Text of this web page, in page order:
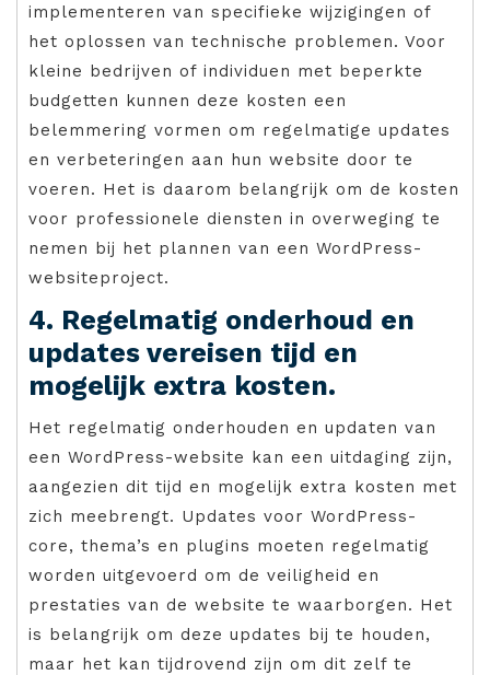
implementeren van specifieke wijzigingen of
het oplossen van technische problemen. Voor
kleine bedrijven of individuen met beperkte
budgetten kunnen deze kosten een
belemmering vormen om regelmatige updates
en verbeteringen aan hun website door te
voeren. Het is daarom belangrijk om de kosten
voor professionele diensten in overweging te
nemen bij het plannen van een WordPress-
websiteproject.
4. Regelmatig onderhoud en
updates vereisen tijd en
mogelijk extra kosten.
Het regelmatig onderhouden en updaten van
een WordPress-website kan een uitdaging zijn,
aangezien dit tijd en mogelijk extra kosten met
zich meebrengt. Updates voor WordPress-
core, thema’s en plugins moeten regelmatig
worden uitgevoerd om de veiligheid en
prestaties van de website te waarborgen. Het
is belangrijk om deze updates bij te houden,
maar het kan tijdrovend zijn om dit zelf te